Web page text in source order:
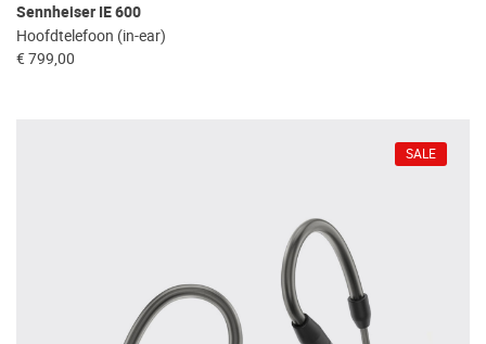
Sennheiser IE 600
Hoofdtelefoon (in-ear)
€ 799,00
SALE